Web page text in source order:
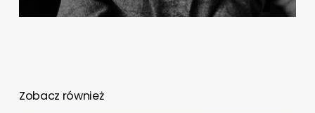
Zobacz również